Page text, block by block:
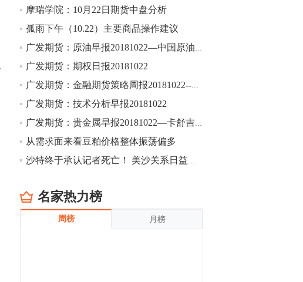
跌幅达6%，报689.5元/吨，刷新近两个月
低位。
14:20
方正有色研究团队：高度重视贵金属的阶
段性机会。自年初以来沪金上涨16.93%，
立涨势，白银将开启补涨，且涨幅超过黄
金，金银比有望高位回归。
13:55
豆二期货主力合约涨停，涨幅达3.98%，报
CBOT大豆期货市场上涨，11月期约收高
影响，夜盘连粕高位窄幅震荡，建议短线
操作为主。 ...
13:54
8月5日消息，内外盘贵金属强劲走升，沪
金主力合约涨停，涨幅3.99%，报334.00
摩瑞学院：10月22日期货中盘分析
孤雨下午（10.22）主要商品操作建议
广发期货：原油早报20181022—中国原油需求激增支撑油价
广发期货：期权日报20181022
广发期货：金融期货策略周报20181022--股指保持观望，国债波动加大
广发期货：技术分析早报20181022
广发期货：贵金属早报20181022—卡舒吉事件持续发酵，金价近高企稳
从需求面来看豆粕价格整体振荡偏多
沙特终于承认记者死亡！ 美沙关系日益紧张原油后市还会涨吗？
名家热力榜
周榜 月榜